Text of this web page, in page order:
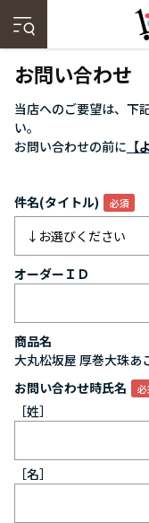
お問い合わせ
当店へのご要望は、下
い。
お問い合わせの前に 【
件名(タイトル)
オーダーＩＤ
商品名
大丸松坂屋 厚巻大珠
お問い合わせ時氏名
［姓］
［名］